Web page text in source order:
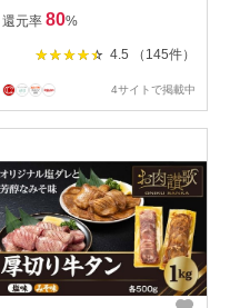
ーキ セット 個包装 牛100％
冷凍 ギフト 熊本 阿蘇 南小国
町 送料無料
還元率 80%
4.5 （145件）
4サイトで掲載中